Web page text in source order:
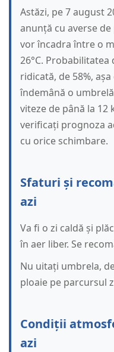
Astăzi, pe 7 august
anunță cu averse
vor încadra între o
26°C.
ridicată, de 58%,
îndemână o
viteze de până la 12
verificați prognoza
cu orice schimbare.
Sfaturi și
azi
Va fi o zi caldă și
în aer liber. Se
Nu uitați umbrela,
ploaie pe parcursul
Condiții
azi